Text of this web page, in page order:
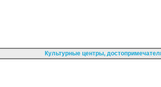
Культурные центры,